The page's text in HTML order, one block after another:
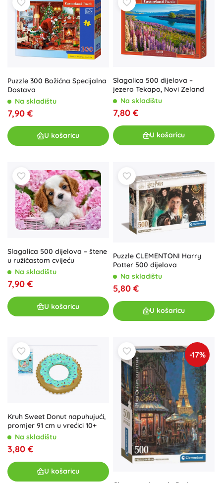
Puzzle 300 Božićna Specijalna
Dostava
Na skladištu
7,90 €
U košaricu
Slagalica 500 dijelova –
jezero Tekapo, Novi Zeland
Na skladištu
7,80 €
U košaricu
Slagalica 500 dijelova – štene
u ružičastom cvijeću
Na skladištu
7,90 €
U košaricu
Puzzle CLEMENTONI Harry
Potter 500 dijelova
Na skladištu
5,80 €
U košaricu
Kruh Sweet Donut napuhujući,
promjer 91 cm u vrećici 10+
Na skladištu
3,80 €
U košaricu
-17%